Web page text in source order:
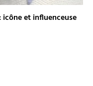
icône et influenceuse